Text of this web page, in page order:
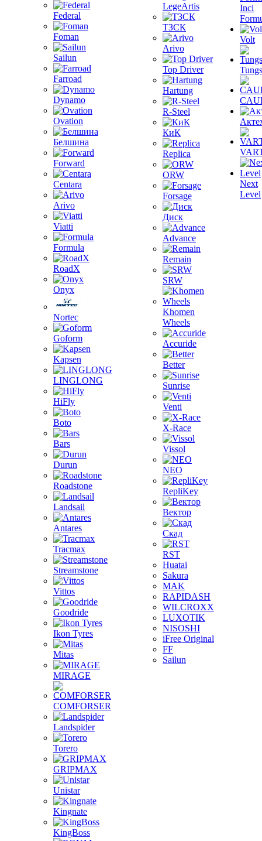
Federal
Foman
Sailun
Farroad
Dynamo
Ovation
Белшина
Forward
Centara
Arivo
Viatti
Formula
RoadX
Onyx
Nortec
Goform
Kapsen
LINGLONG
HiFly
Boto
Bars
Durun
Roadstone
Landsail
Antares
Tracmax
Streamstone
Vittos
Goodride
Ikon Tyres
Mitas
MIRAGE
COMFORSER
Landspider
Torero
GRIPMAX
Unistar
Kingnate
KingBoss
LegeArtis
ТЗСК
Arivo
Top Driver
Hartung
R-Steel
КиК
Replica
ORW
Forsage
Диск
Advance
Remain
SRW
Khomen
Wheels
Accuride
Better
Sunrise
Venti
X-Race
Vissol
NEO
RepliKey
Вектор
Скад
RST
Huatai
Sakura
MAK
RAPIDASH
WILCROXX
LUXOTIK
NISOSHI
iFree Original
FF
Sailun
Inci
Volt
Next
Level